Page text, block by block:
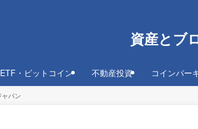
資産とブ
・ビットコイン 不動産投資 コインパー
パン